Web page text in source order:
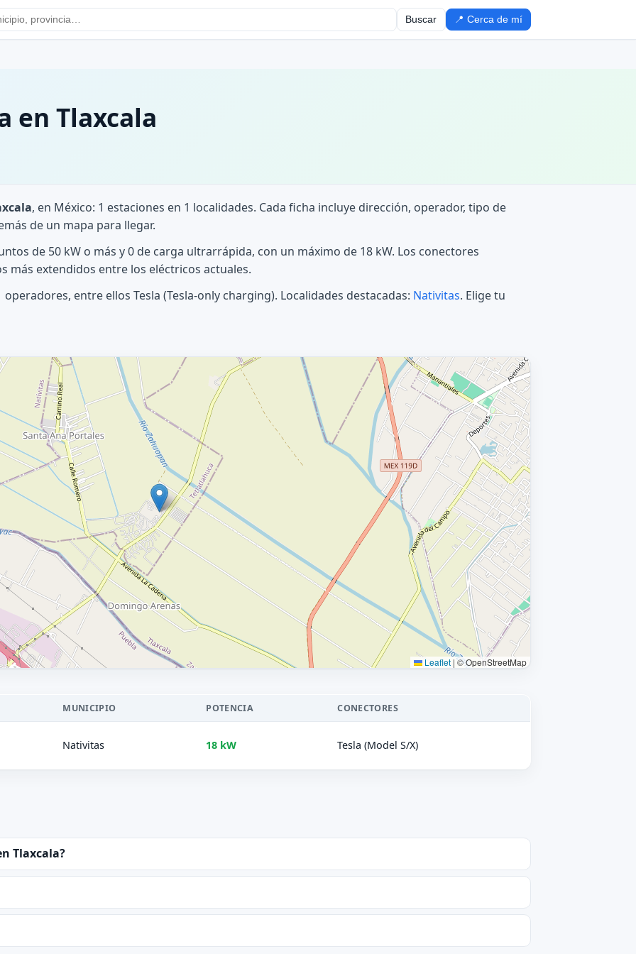
Buscar 📍 Cerca de mí
en Tlaxcala
, en México: 1 estaciones en 1 localidades. Cada ficha incluye dirección, operador, tipo de
de un mapa para llegar.
de 50 kW o más y 0 de carga ultrarrápida, con un máximo de 18 kW. Los conectores
más extendidos entre los eléctricos actuales.
entre ellos Tesla (Tesla-only charging). Localidades destacadas: Nativitas. Elige tu
Leaflet |© OpenStreetMap
MUNICIPIO POTENCIA CONECTORES
Nativitas 18 kW Tesla (Model S/X)
Tlaxcala?